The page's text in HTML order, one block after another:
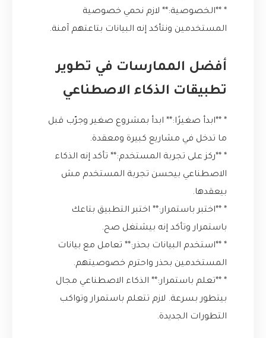
* **الخصوصية:** لازم نحمي خصوصية
المستخدمين ونتأكد إنه البيانات بتاعتهم آمنة.
أفضل الممارسات في تطوير
تطبيقات الذكاء الاصطناعي
* **ابدأ صغيرًا:** ابدأ بمشروع صغير وجرّب قبل
ما تدخل في مشاريع كبيرة ومعقدة.
* **ركز على تجربة المستخدم:** تأكد إنه الذكاء
الاصطناعي بيحسن تجربة المستخدم مش
بيعقدها.
* **اختبر باستمرار:** اختبر التطبيق بتاعك
باستمرار وتأكد إنه بيشتغل صح.
* **استخدم البيانات بحذر:** تعامل مع بيانات
المستخدمين بحذر واحترم خصوصيتهم.
* **تعلم باستمرار:** الذكاء الاصطناعي مجال
بيتطور بسرعة. لازم تتعلم باستمرار وتواكب
التطورات الجديدة.